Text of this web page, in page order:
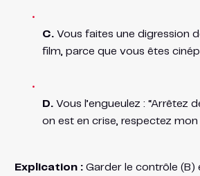
C.Vous faites une digression
film, parce que vous êtes
D.Vous l’engueulez : “Arrêtez
on est en crise, respectez mon
Explication :Garder le contrôle (B)